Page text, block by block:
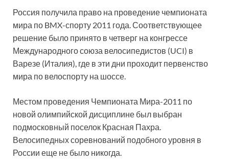
Россия получила право на проведение чемпионата
мира по BMX-спорту 2011 года. Соответствующее
решение было принято в четверг на конгрессе
Международного союза велосипедистов (UCI) в
Варезе (Италия), где в эти дни проходит первенство
мира по велоспорту на шоссе.
Местом проведения Чемпионата Мира-2011 по
новой олимпийской дисциплине был выбран
подмосковный поселок Красная Пахра.
Велосипедных соревнований подобного уровня в
России еще не было никогда.